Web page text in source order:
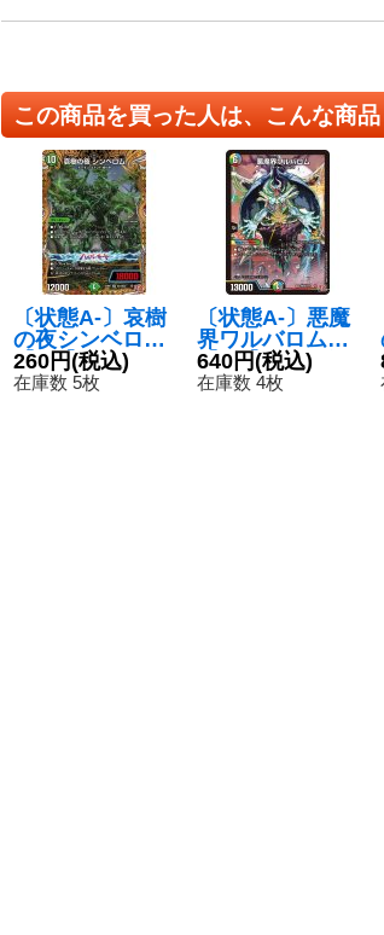
この商品を買った人は、こんな商
〔状態A-〕哀樹
の夜シンベロム
【SR】{24RP1
秘7/秘22}《自
260円(税込)
在庫数 5枚
〔状態A-〕悪魔
界ワルバロム
【SR】{P82秘/
Y23}《多》
640円(税込)
在庫数 4枚